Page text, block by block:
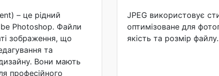
– це рідний
Photoshop. Файли
зображення, що
та
Вони мають
професійного
JPEG використовує
оптимізоване для
якість та розмір файлу.